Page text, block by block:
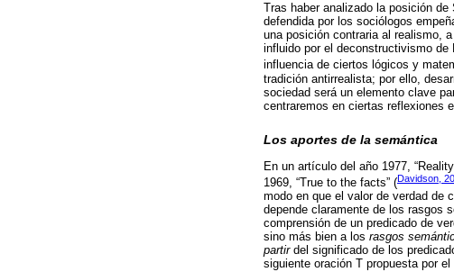
Tras haber analizado la posición
defendida por los sociólogos
una posición contraria al realismo,
influido por el deconstructivismo
influencia de ciertos lógicos y
tradición antirrealista; por ello,
sociedad será un elemento clave
centraremos en ciertas reflexiones
Los aportes de la semántica
En un artículo del año 1977,
1969, “True to the facts” (Davidson,
modo en que el valor de verdad de
depende claramente de los rasgos
comprensión de un predicado de
sino más bien a los rasgos
partirdel significado de los
siguiente oración T propuesta por el